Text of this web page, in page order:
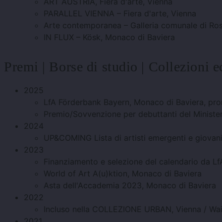
PARALLEL VIENNA – Fiera d'arte, Vienna
Arte contemporanea – Galleria comunale di
IN FLUX – Kösk, Monaco di Baviera
Premi | Borse di studio | Collezioni
2025
LfA Förderbank Bayern, Monaco di Baviera,
Premio/Sovvenzione per debuttanti del
2024
UP&COMING Lista di artisti emergenti e
2023
Finanziamento e selezione del calendario da
World of Art A(u)ktion, Monaco di Baviera
Asta dell'Accademia 2023, Monaco di Baviera
2022
Incluso nella COLLEZIONE URBAN, Vienna /